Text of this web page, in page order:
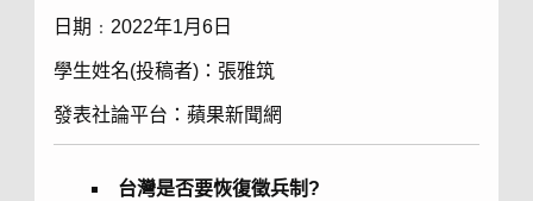
日期﹕2022年1月6日
學生姓名(投稿者)：張雅筑
發表社論平台：蘋果新聞網
台灣是否要恢復徵兵制?